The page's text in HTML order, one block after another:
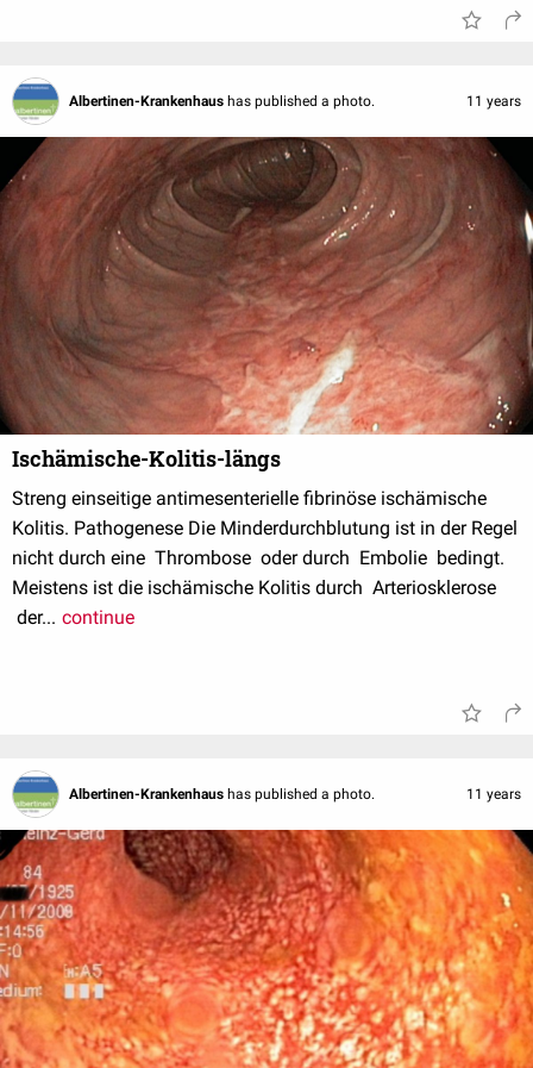
Albertinen-Krankenhaus has published a photo. 11 years
Ischämische-Kolitis-längs
Streng einseitige antimesenterielle fibrinöse ischämische
Kolitis. Pathogenese Die Minderdurchblutung ist in der Regel
nicht durch eine Thrombose oder durch Embolie bedingt.
Meistens ist die ischämische Kolitis durch Arteriosklerose
der... continue
Albertinen-Krankenhaus has published a photo. 11 years